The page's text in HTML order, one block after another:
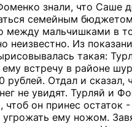
знали, что Саше
семейным
между мальчишками в
неизвестно. Из
такая:
ему встречу в районе
рублей. Отдал и сказал,
не увидят. Турляй и
чтоб он принес остаток
ему ножом.